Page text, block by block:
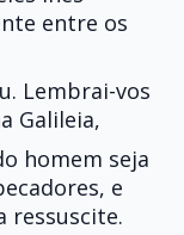
entre os
Lembrai-vos
Galileia,
homem seja
e
ressuscite.